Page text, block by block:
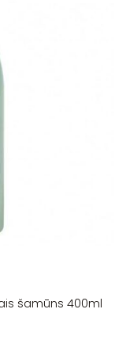
šamūns 400ml